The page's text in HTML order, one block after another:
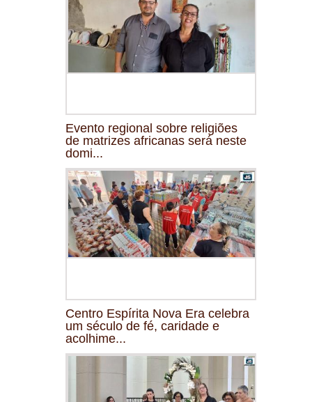
Evento regional sobre religiões
de matrizes africanas será neste
domi...
Centro Espírita Nova Era celebra
um século de fé, caridade e
acolhime...